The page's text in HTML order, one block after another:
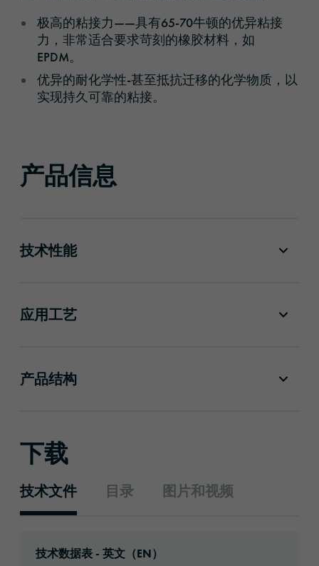
极高的粘接力——具有65-70牛顿的优异粘接
力，非常适合要求苛刻的橡胶材料，如
EPDM。
优异的耐化学性-甚至抵抗迁移的化学物质，以
实现持久可靠的粘接。
产品信息
技术性能
应用工艺
产品结构
下载
技术文件 目录 图片和视频
技术数据表 - 英文（EN）